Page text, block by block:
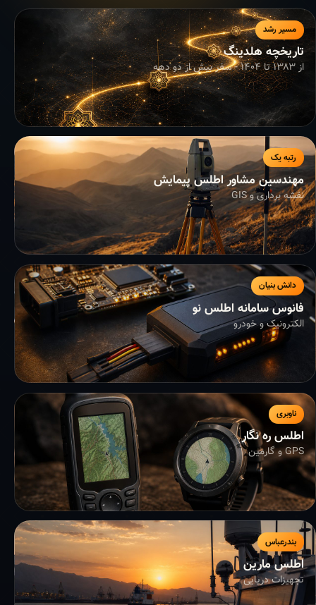
مسیر رشد
تاریخچه هلدینگ
از ۱۳۸۳ تا ۱۴۰۴ - سفر بیش از دو دهه
رتبه یک
مهندسین مشاور اطلس پیمایش
نقشه برداری و GIS
دانش بنیان
فانوس سامانه اطلس نو
الکترونیک و خودرو
ناوبری
اطلس ره نگار
GPS و گارمین
بندرعباس
اطلس مارین
تجهیزات دریایی